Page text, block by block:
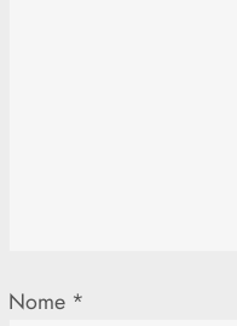
o
Nome *